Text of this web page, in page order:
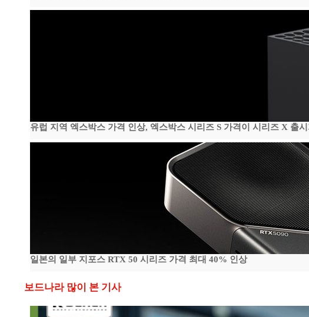
유럽 지역 엑스박스 가격 인상, 엑스박스 시리즈 S 가격이 시리즈 X 출
일본의 일부 지포스 RTX 50 시리즈 가격 최대 40% 인상
보드나라 많이 본 기사